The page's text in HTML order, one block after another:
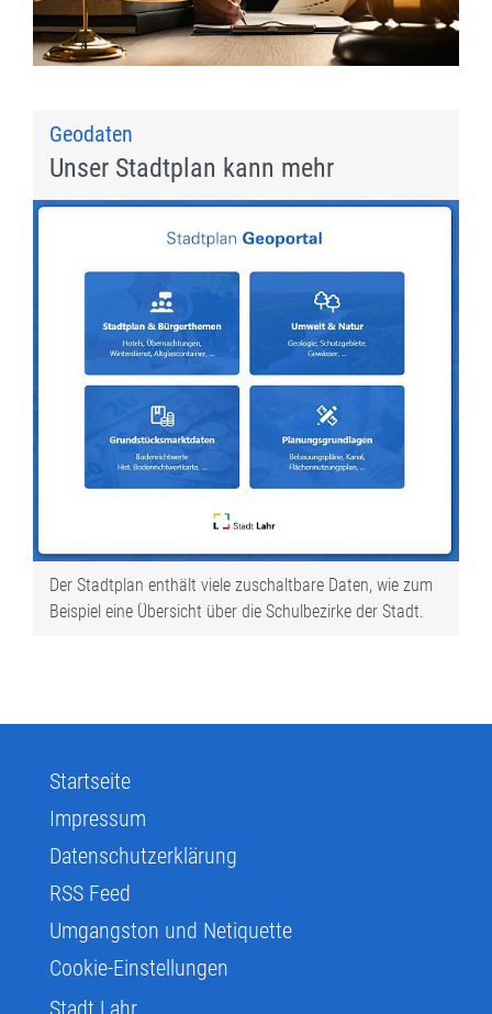
Geodaten
Unser Stadtplan kann mehr
Der Stadtplan enthält viele zuschaltbare Daten, wie zum
Beispiel eine Übersicht über die Schulbezirke der Stadt.
Startseite
Impressum
Datenschutzerklärung
RSS Feed
Umgangston und Netiquette
Cookie-Einstellungen
Stadt Lahr